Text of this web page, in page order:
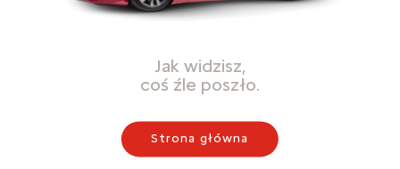
Jak widzisz,
coś źle poszło.
Strona główna